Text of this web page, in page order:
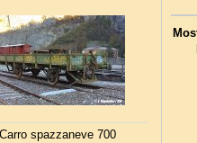
Carro spazzaneve 700